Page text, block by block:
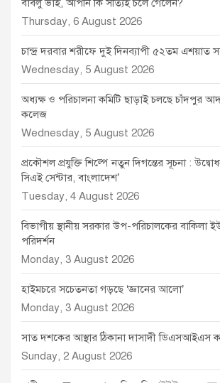
বাবলু ভাই, আপনি কি সত্যিই চলে গেলেন?
Thursday, 6 August 2026
চান্দ্র দরবার শরীফে দুই দিনব্যাপী ৫২তম এশয়াত
Wednesday, 5 August 2026
অধ্যক্ষ ও পরিচালনা কমিটি ছাড়াই চলছে চাঁদপুর
কলেজ
Wednesday, 5 August 2026
প্রকৌশল প্রযুক্তি শিল্পে নতুন দিগন্তের সূচনা :
সিএই সেন্টার, বাংলাদেশ’
Tuesday, 4 August 2026
বিভাগীয় স্থানীয় সরকার উপ-পরিচালকের বাকিলা
পরিদর্শন
Monday, 3 August 2026
হাইমচরে সচেতনতা গড়ছে ‘জ্ঞানের আলো’
Monday, 3 August 2026
সাত দশকের আস্থার ঠিকানা দাসাদী ডিএসআইএস
Sunday, 2 August 2026